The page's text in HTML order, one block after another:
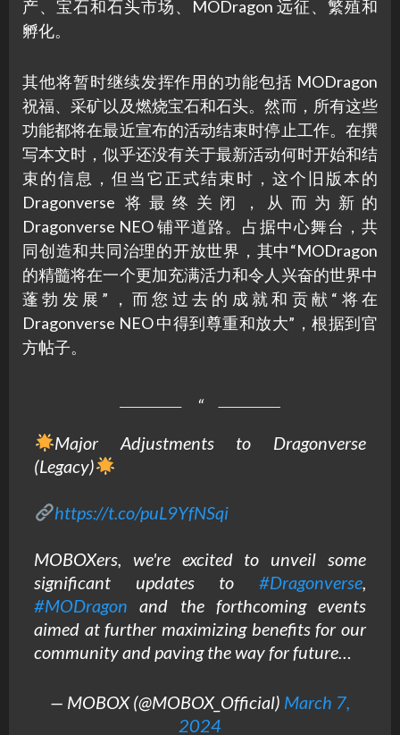
产、宝石和石头市场、MODragon 远征、繁殖和
孵化。
其他将暂时继续发挥作用的功能包括 MODragon
祝福、采矿以及燃烧宝石和石头。然而，所有这些
功能都将在最近宣布的活动结束时停止工作。在撰
写本文时，似乎还没有关于最新活动何时开始和结
束的信息，但当它正式结束时，这个旧版本的
Dragonverse 将最终关闭，从而为新的
Dragonverse NEO 铺平道路。占据中心舞台，共
同创造和共同治理的开放世界，其中“MODragon
的精髓将在一个更加充满活力和令人兴奋的世界中
蓬勃发展”，而您过去的成就和贡献“将在
Dragonverse NEO 中得到尊重和放大”，根据到官
方帖子。
Major Adjustments to Dragonverse
(Legacy)
https://t.co/puL9YfNSqi
MOBOXers, we're excited to unveil some
significant updates to #Dragonverse,
#MODragon and the forthcoming events
aimed at further maximizing benefits for our
community and paving the way for future…
— MOBOX (@MOBOX_Official) March 7,
2024